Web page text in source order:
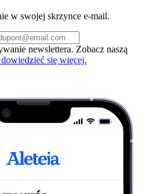
w swojej skrzynce e-mail.
newslettera. Zobacz naszą
się więcej.